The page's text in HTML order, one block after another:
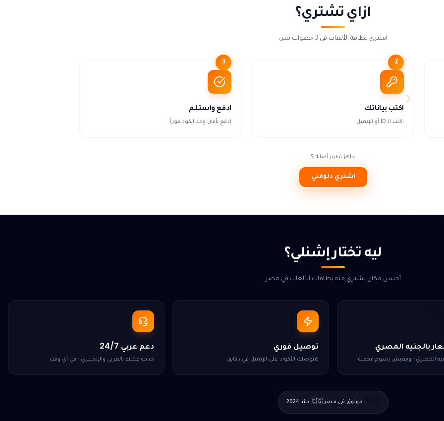
ازاي تشتري؟
اشتري بطاقة الألعاب في 3 خطوات بس
2
اكتب بياناتك
اكتب الـ ID أو الإيميل
3
ادفع واستلم
ادفع بأمان وخد الكود فوراً
جاهز تطور ألعابك؟
اشتري دلوقتي
ليه تختار إشنلي؟
أحسن مكان تشتري منه بطاقات الألعاب في مصر
بالجنيه المصري
المصري - ومفيش رسوم مخفية
توصيل فوري
هتوصلك الأكواد على الإيميل في دقايق
دعم عربي 24/7
خدمة عملاء بالعربي والإنجليزي - في أي وقت
🇪🇬موثوق في مصر 🇪🇬 منذ 2024